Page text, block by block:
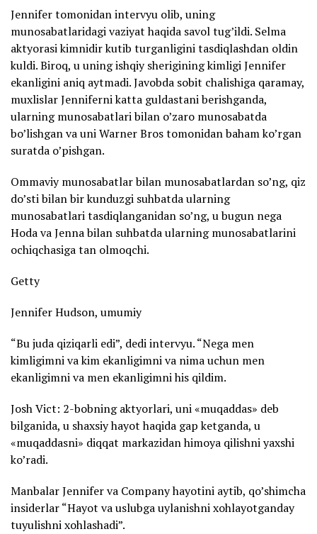
Jennifer tomonidan intervyu olib, uning
munosabatlaridagi vaziyat haqida savol tug’ildi. Selma
aktyorasi kimnidir kutib turganligini tasdiqlashdan oldin
kuldi. Biroq, u uning ishqiy sherigining kimligi Jennifer
ekanligini aniq aytmadi. Javobda sobit chalishiga qaramay,
muxlislar Jenniferni katta guldastani berishganda,
ularning munosabatlari bilan o’zaro munosabatda
bo’lishgan va uni Warner Bros tomonidan baham ko’rgan
suratda o’pishgan.
Ommaviy munosabatlar bilan munosabatlardan so’ng, qiz
do’sti bilan bir kunduzgi suhbatda ularning
munosabatlari tasdiqlanganidan so’ng, u bugun nega
Hoda va Jenna bilan suhbatda ularning munosabatlarini
ochiqchasiga tan olmoqchi.
Getty
Jennifer Hudson, umumiy
“Bu juda qiziqarli edi”, dedi intervyu. “Nega men
kimligimni va kim ekanligimni va nima uchun men
ekanligimni va men ekanligimni his qildim.
Josh Vict: 2-bobning aktyorlari, uni «muqaddas» deb
bilganida, u shaxsiy hayot haqida gap ketganda, u
«muqaddasni» diqqat markazidan himoya qilishni yaxshi
ko’radi.
Manbalar Jennifer va Company hayotini aytib, qo’shimcha
insiderlar “Hayot va uslubga uylanishni xohlayotganday
tuyulishni xohlashadi”.